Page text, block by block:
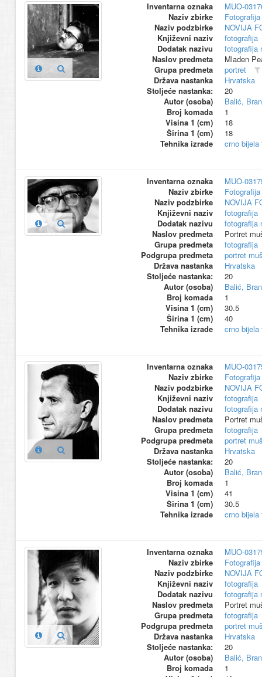
Inventarna oznaka
MUO-
Naziv zbirke
Naziv podzbirke
NOVIJA
Književni naziv
fotografija
Dodatak nazivu
fotografija
Naslov predmeta
Mladen
Grupa predmeta
portret
Država nastanka
Hrvatska
Stoljeće nastanka:
20
Autor (osoba)
Balić,
Broj komada
1
Visina 1 (cm)
18
Širina 1 (cm)
18
Tehnika izrade
crno bijela
Inventarna oznaka
MUO-
Naziv zbirke
Naziv podzbirke
NOVIJA
Književni naziv
fotografija
Dodatak nazivu
fotografija
Naslov predmeta
Portret
Grupa predmeta
fotografija
Podgrupa predmeta
portret
Država nastanka
Hrvatska
Stoljeće nastanka:
20
Autor (osoba)
Balić,
Broj komada
1
Visina 1 (cm)
30.5
Širina 1 (cm)
40
Tehnika izrade
crno bijela
Inventarna oznaka
MUO-
Naziv zbirke
Naziv podzbirke
NOVIJA
Književni naziv
fotografija
Dodatak nazivu
fotografija
Naslov predmeta
Portret
Grupa predmeta
fotografija
Podgrupa predmeta
portret
Država nastanka
Hrvatska
Stoljeće nastanka:
20
Autor (osoba)
Balić,
Broj komada
1
Visina 1 (cm)
41
Širina 1 (cm)
30.5
Tehnika izrade
crno bijela
Inventarna oznaka
MUO-
Naziv zbirke
Naziv podzbirke
NOVIJA
Književni naziv
fotografija
Dodatak nazivu
fotografija
Naslov predmeta
Portret
Grupa predmeta
fotografija
Podgrupa predmeta
portret
Država nastanka
Hrvatska
Stoljeće nastanka:
20
Autor (osoba)
Balić,
Broj komada
1